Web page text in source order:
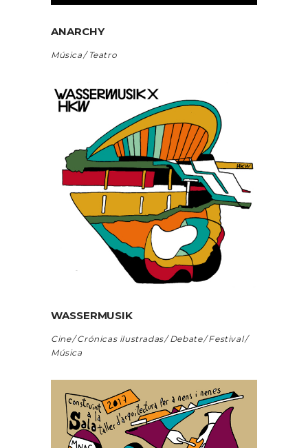
ANARCHY
Música Teatro
WASSERMUSIK
Cine Crónicas ilustradas Debate
Festival
Música